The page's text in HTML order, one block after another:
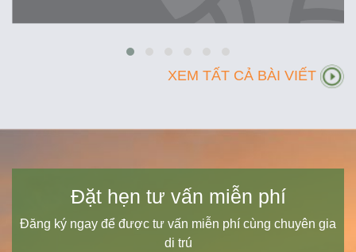
XEM TẤT CẢ BÀI VIẾT
Đặt hẹn tư vấn miễn phí
Đăng ký ngay để được tư vấn miễn phí cùng chuyên gia
di trú